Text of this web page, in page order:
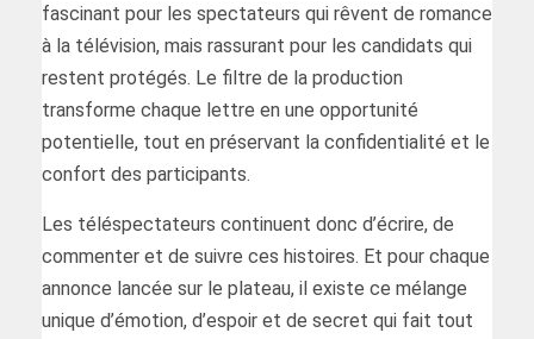
fascinant pour les spectateurs qui rêvent de romance
à la télévision, mais rassurant pour les candidats qui
restent protégés. Le filtre de la production
transforme chaque lettre en une opportunité
potentielle, tout en préservant la confidentialité et le
confort des participants.
Les téléspectateurs continuent donc d’écrire, de
commenter et de suivre ces histoires. Et pour chaque
annonce lancée sur le plateau, il existe ce mélange
unique d’émotion, d’espoir et de secret qui fait tout